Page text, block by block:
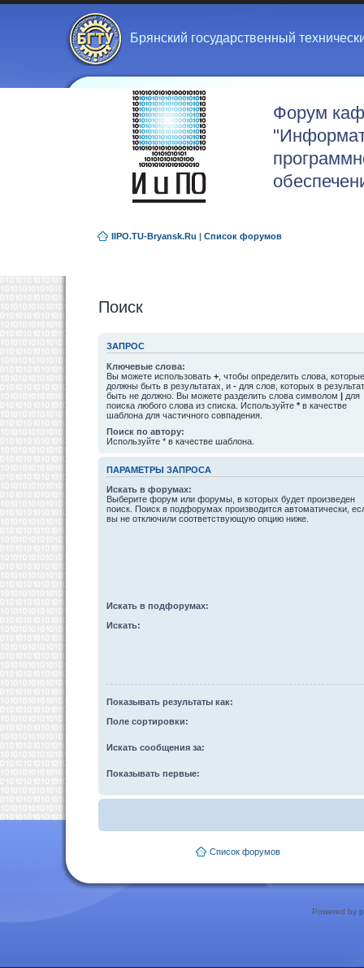
Брянский государственный
Форум
IIPO.TU-Bryansk.Ru | Список форумов
Поиск
ЗАПРОС
Ключевые слова:
Вы можете использовать + , чтобы определить слова, которые
должны быть в результатах, и - для слов, которых в
быть не должно. Вы можете разделить слова символом | для
поиска любого слова из списка. Используйте * в качестве
шаблона для частичного совпадения.
Поиск по автору:
Используйте * в качестве шаблона.
ПАРАМЕТРЫ ЗАПРОСА
Искать в форумах:
Выберите форум или форумы, в которых будет произведен
поиск. Поиск в подфорумах производится автоматически,
вы не отключили соответствующую опцию ниже.
Искать в подфорумах:
Искать:
Показывать результаты как:
Поле сортировки:
Искать сообщения за:
Показывать первые:
Список форумов
Powered by